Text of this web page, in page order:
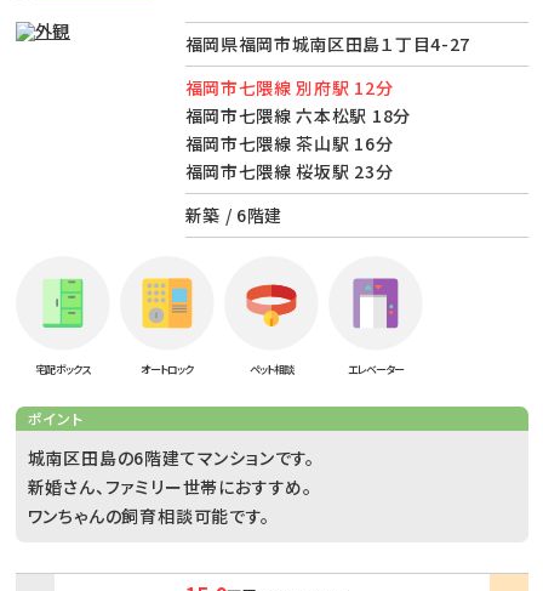
福岡県福岡市城南区田島１丁目4-27
福岡市七隈線 別府駅 12分
福岡市七隈線 六本松駅 18分
福岡市七隈線 茶山駅 16分
福岡市七隈線 桜坂駅 23分
新築 / 6階建
宅配ボックス オートロック ペット相談 エレベーター
ポイント
城南区田島の6階建てマンションです。
新婚さん、ファミリー世帯におすすめ。
ワンちゃんの飼育相談可能です。